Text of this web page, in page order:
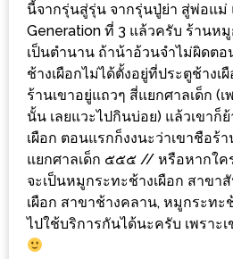
อาทิตย์
ท่าแพ
เชียงใหม่
CART
CHECKOUT
DRAFT
–
นี้จากรุ่นสู่รุ่น จากรุ่นปู่ย่า สู่พ่อแม่
Generation ที่ 3 แล้วครับ ร้านห
เป็นตำนาน ถ้าน้าอ้วนจำไม่ผิดต
ช้างเผือกไม่ได้ตั้งอยู่ที่ประตูช้างเ
ร้านเขาอยู่แถวๆ สี่แยกศาลเด็ก (
นั้น เลยแวะไปกินบ่อย) แล้วเขาก็
เผือก ตอนแรกก็งงนะว่าเขาชือร้
แยกศาลเด็ก ๕๕๕ // หรือหากใค
จะเป็นหมูกระทะช้างเผือก สาขา
เผือก สาขาช้างคลาน, หมูกระทะ
ไปใช้บริการกันได้นะครับ เพราะเ